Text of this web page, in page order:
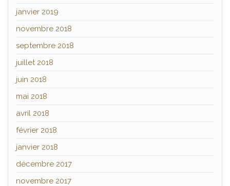
janvier 2019
novembre 2018
septembre 2018
juillet 2018
juin 2018
mai 2018
avril 2018
février 2018
janvier 2018
décembre 2017
novembre 2017